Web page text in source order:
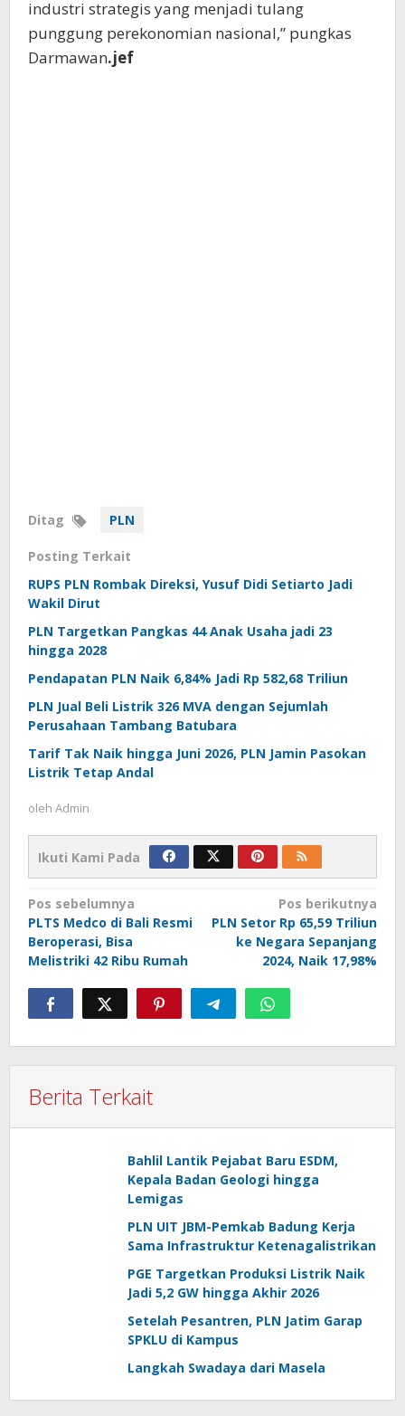
industri strategis yang menjadi tulang
punggung perekonomian nasional,” pungkas
Darmawan.jef
Ditag PLN
Posting Terkait
RUPS PLN Rombak Direksi, Yusuf Didi Setiarto Jadi
Wakil Dirut
PLN Targetkan Pangkas 44 Anak Usaha jadi 23
hingga 2028
Pendapatan PLN Naik 6,84% Jadi Rp 582,68 Triliun
PLN Jual Beli Listrik 326 MVA dengan Sejumlah
Perusahaan Tambang Batubara
Tarif Tak Naik hingga Juni 2026, PLN Jamin Pasokan
Listrik Tetap Andal
oleh Admin
Ikuti Kami Pada
Navigasi
pos
Pos sebelumnya
PLTS Medco di Bali Resmi
Beroperasi, Bisa
Melistriki 42 Ribu Rumah
Pos berikutnya
PLN Setor Rp 65,59 Triliun
ke Negara Sepanjang
2024, Naik 17,98%
Berita Terkait
Bahlil Lantik Pejabat Baru ESDM,
Kepala Badan Geologi hingga
Lemigas
PLN UIT JBM-Pemkab Badung Kerja
Sama Infrastruktur Ketenagalistrikan
PGE Targetkan Produksi Listrik Naik
Jadi 5,2 GW hingga Akhir 2026
Setelah Pesantren, PLN Jatim Garap
SPKLU di Kampus
Langkah Swadaya dari Masela